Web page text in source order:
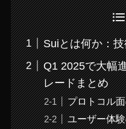
Suiとは何か：
Q1 2025で大幅
レードまとめ
プロトコル
ユーザー体